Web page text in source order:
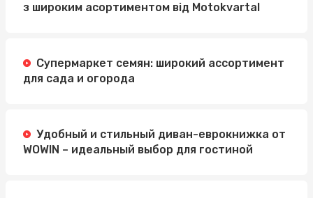
з широким асортиментом від Motokvartal
Супермаркет семян: широкий ассортимент
для сада и огорода
Удобный и стильный диван-еврокнижка от
WOWIN – идеальный выбор для гостиной